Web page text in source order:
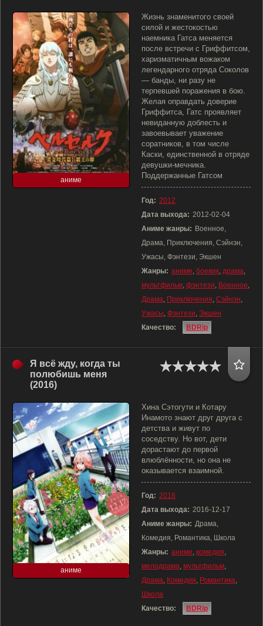
аниме
Жизнь знаменитого своей
силой и жестокостью
наемника Гатса меняется
после встречи с Гриффитсом,
харизматичным вожаком
легендарного отряда Соколов
— банды, ни разу не
терпевшей поражения в бою.
Желая оправдать доверие
Гриффитса, Гатс проявляет
невиданную доблесть и
завоевывает уважение
соратников, в том числе
Каски, единственной в отряде
девушки-мечника.
Поддержанные Гатсом
Год: 2012
Дата выхода: 2012-02-04
Аниме жанры: Военное,
Драма, Приключения, Сэйнэн,
Ужасы, Фэнтези, Экшен
Жанры: аниме, боевик, драма,
мультфильм, фэнтези, Военное,
Драма, Приключения, Сэйнэн,
Ужасы, Фэнтези, Экшен
Качество:
BDRip
Я всё жду, когда ты
полюбишь меня
(2016)
аниме
Хина Сэтогути и Котару
Инамото знают друг друга с
детства и живут по
соседству. Но вот, дети
дорастают до первой
влюблённости, но она не
оказывается взаимной.
Год: 2016
Дата выхода: 2016-12-17
Аниме жанры: Драма,
Комедия, Романтика, Школа
Жанры: аниме, комедия,
мелодрама, мультфильм,
Драма, Комедия, Романтика,
Школа
Качество:
BDRip